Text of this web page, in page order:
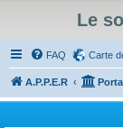
Le
FAQ Carte
A.P.P.E.R